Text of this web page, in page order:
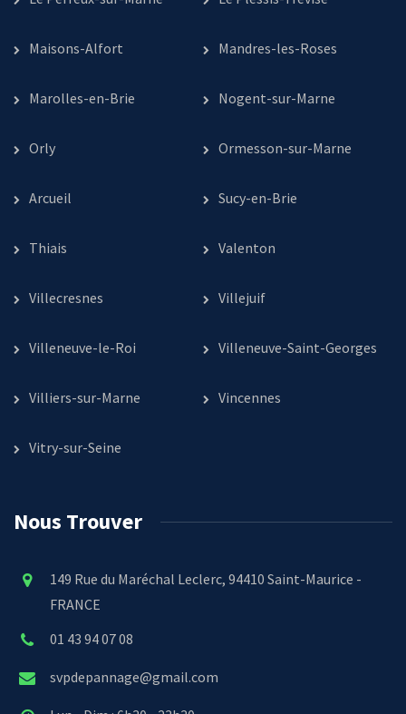
Maisons-Alfort Mandres-les-Roses
Marolles-en-Brie Nogent-sur-Marne
Orly Ormesson-sur-Marne
Arcueil Sucy-en-Brie
Thiais Valenton
Villecresnes Villejuif
Villeneuve-le-Roi Villeneuve-Saint-Georges
Villiers-sur-Marne Vincennes
Vitry-sur-Seine
Nous Trouver
149 Rue du Maréchal Leclerc, 94410 Saint-Maurice -
FRANCE
01 43 94 07 08
svpdepannage@gmail.com